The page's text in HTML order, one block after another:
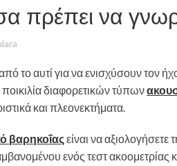
πρέπει να
το αυτί για να ενισχύσουν τον
διαφορετικών τύπων
και πλεονεκτήματα.
βαρηκοΐαςείναι να
ενός τεστ ακοομετρίας